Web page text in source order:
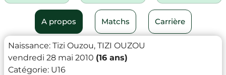
A propos Matchs Carrière
Naissance: Tizi Ouzou, TIZI OUZOU
vendredi 28 mai 2010 (16 ans)
Catégorie: U16